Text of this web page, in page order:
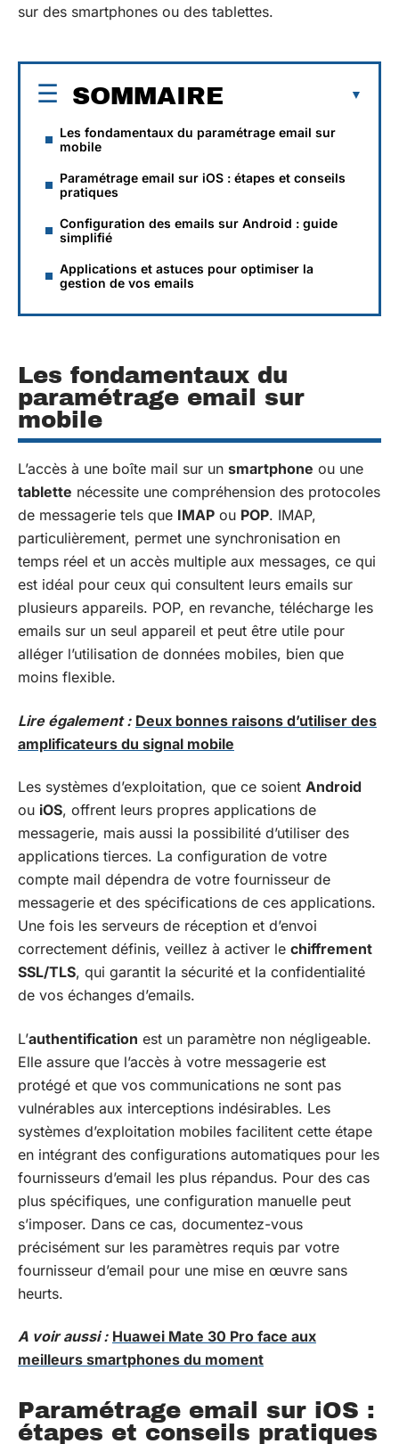
sur des smartphones ou des tablettes.
SOMMAIRE
Les fondamentaux du paramétrage email sur
mobile
Paramétrage email sur iOS : étapes et conseils
pratiques
Configuration des emails sur Android : guide
simplifié
Applications et astuces pour optimiser la
gestion de vos emails
Les fondamentaux du
paramétrage email sur
mobile
L’accès à une boîte mail sur un smartphone ou une
tablette nécessite une compréhension des protocoles
de messagerie tels que IMAP ou POP. IMAP,
particulièrement, permet une synchronisation en
temps réel et un accès multiple aux messages, ce qui
est idéal pour ceux qui consultent leurs emails sur
plusieurs appareils. POP, en revanche, télécharge les
emails sur un seul appareil et peut être utile pour
alléger l’utilisation de données mobiles, bien que
moins flexible.
Lire également : Deux bonnes raisons d’utiliser des
amplificateurs du signal mobile
Les systèmes d’exploitation, que ce soient Android
ou iOS, offrent leurs propres applications de
messagerie, mais aussi la possibilité d’utiliser des
applications tierces. La configuration de votre
compte mail dépendra de votre fournisseur de
messagerie et des spécifications de ces applications.
Une fois les serveurs de réception et d’envoi
correctement définis, veillez à activer le chiffrement
SSL/TLS, qui garantit la sécurité et la confidentialité
de vos échanges d’emails.
L’authentification est un paramètre non négligeable.
Elle assure que l’accès à votre messagerie est
protégé et que vos communications ne sont pas
vulnérables aux interceptions indésirables. Les
systèmes d’exploitation mobiles facilitent cette étape
en intégrant des configurations automatiques pour les
fournisseurs d’email les plus répandus. Pour des cas
plus spécifiques, une configuration manuelle peut
s’imposer. Dans ce cas, documentez-vous
précisément sur les paramètres requis par votre
fournisseur d’email pour une mise en œuvre sans
heurts.
A voir aussi : Huawei Mate 30 Pro face aux
meilleurs smartphones du moment
Paramétrage email sur iOS :
étapes et conseils pratiques